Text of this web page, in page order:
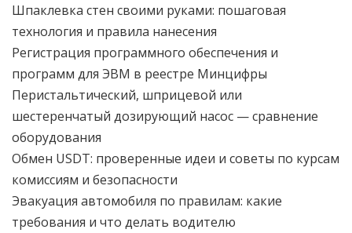
Шпаклевка стен своими руками: пошаговая
технология и правила нанесения
Регистрация программного обеспечения и
программ для ЭВМ в реестре Минцифры
Перистальтический, шприцевой или
шестеренчатый дозирующий насос — сравнение
оборудования
Обмен USDT: проверенные идеи и советы по курсам
комиссиям и безопасности
Эвакуация автомобиля по правилам: какие
требования и что делать водителю